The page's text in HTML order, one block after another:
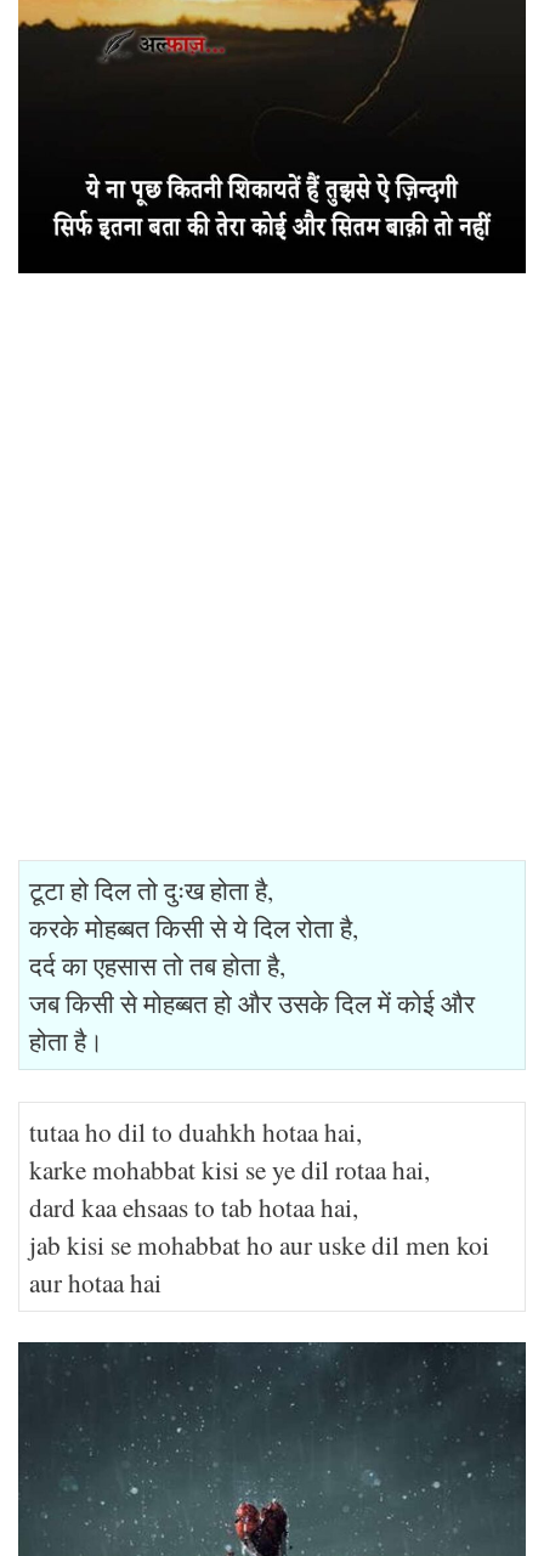
टूटा हो दिल तो दुःख होता है,
करके मोहब्बत किसी से ये दिल रोता है,
दर्द का एहसास तो तब होता है,
जब किसी से मोहब्बत हो और उसके दिल में कोई और
होता है।
tutaa ho dil to duahkh hotaa hai,
karke mohabbat kisi se ye dil rotaa hai,
dard kaa ehsaas to tab hotaa hai,
jab kisi se mohabbat ho aur uske dil men koi
aur hotaa hai